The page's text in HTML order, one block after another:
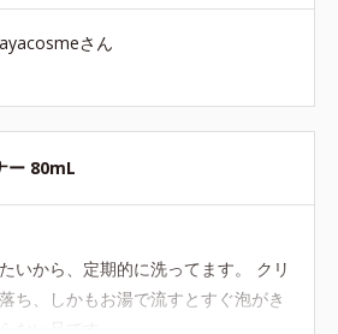
こへ？というくらい綺麗になりま
ちないとパフも洗うのに力を入れて
ってしまいがちですが、これだとパ
からず長持ちしてくれる点もお気に
ayacosmeさん
ー 80mL
いから、定期的に洗ってます。 クリ
ち、しかもお湯で流すとすぐ泡がき